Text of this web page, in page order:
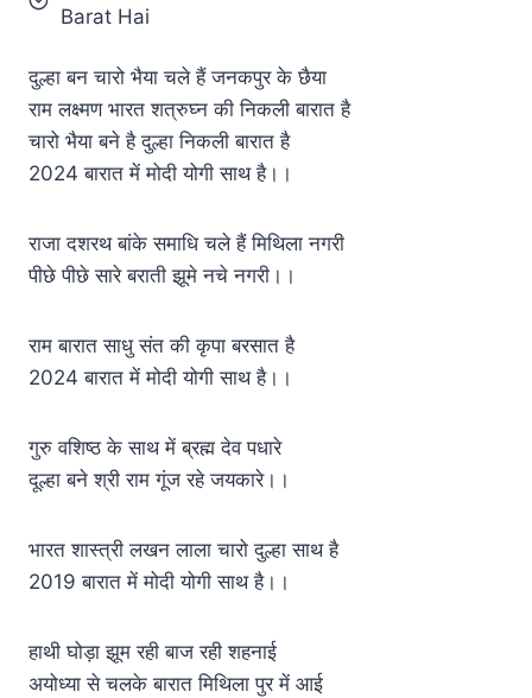
Barat Hai
दुल्हा बन चारो भैया चले हैं जनकपुर के छैया
राम लक्ष्मण भारत शत्रुघ्न की निकली बारात है
चारो भैया बने है दुल्हा निकली बारात है
2024 बारात में मोदी योगी साथ है।।
राजा दशरथ बांके समाधि चले हैं मिथिला नगरी
पीछे पीछे सारे बराती झूमे नचे नगरी।।
राम बारात साधु संत की कृपा बरसात है
2024 बारात में मोदी योगी साथ है।।
गुरु वशिष्ठ के साथ में ब्रह्म देव पधारे
दूल्हा बने श्री राम गूंज रहे जयकारे।।
भारत शास्त्री लखन लाला चारो दुल्हा साथ है
2019 बारात में मोदी योगी साथ है।।
हाथी घोड़ा झूम रही बाज रही शहनाई
अयोध्या से चलके बारात मिथिला पुर में आई